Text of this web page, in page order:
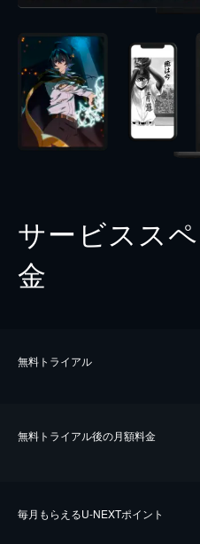
サービスス
金
無料トライアル
無料トライアル後の⽉額料金
毎⽉もらえるU-NEXTポイント